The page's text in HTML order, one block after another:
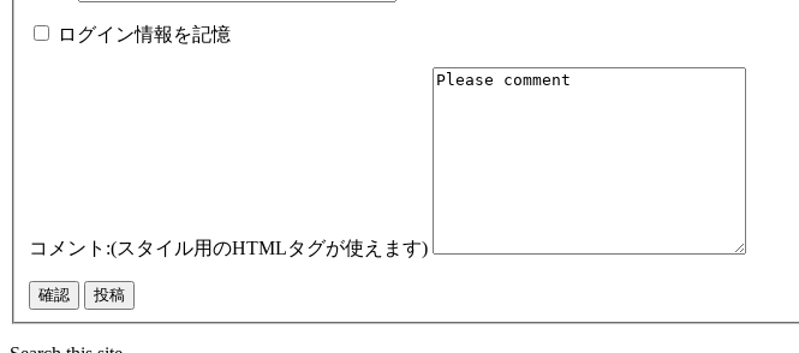
ログイン情報を記憶
コメント:(スタイル用のHTMLタグが使えます)